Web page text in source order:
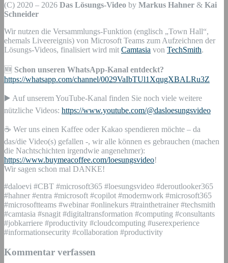
(C) 2020 – 2026 Das Lösungs-Video by Markus Hahner & Kai
Schneider
Wir nutzen die Versammlungs-Funktion (englisch „Town Hall“,
ehemals Liveereignis) von Microsoft Teams zum Aufzeichnen der
Lösungs-Videos, finalisiert wird mit Camtasia von TechSmith.
🆕 Schon unseren WhatsApp-Kanal entdeckt?
https://whatsapp.com/channel/0029VaIbTUl1XqugXBALRu3Z
▶️ Auf unserem YouTube-Kanal finden Sie noch viele weitere
nützliche Videos: https://www.youtube.com/@dasloesungsvideo
☕ Wer uns einen Kaffee oder Kakao spendieren möchte – da
das/die Video(s) gefallen -, wir alle können es gebrauchen (machen
die Nachtschichten irgendwie angenehmer):
https://www.buymeacoffee.com/loesungsvideo!
Wir sagen schon mal DANKE!
#daloevi #CBT #microsoft365 #loesungsvideo #deroutlooker365
#hahner #entra #microsoft #copilot #modernwork #microsoft365
#microsoftteams #webinar #onlinekurs #trainthetrainer #techsmith
#camtasia #snagit #digitaltransformation #computing #consultants
#jobkarriere #productivity #cloudcomputing #userexperience
#informationsecurity #collaboration #productivity
Kommentar verfassen